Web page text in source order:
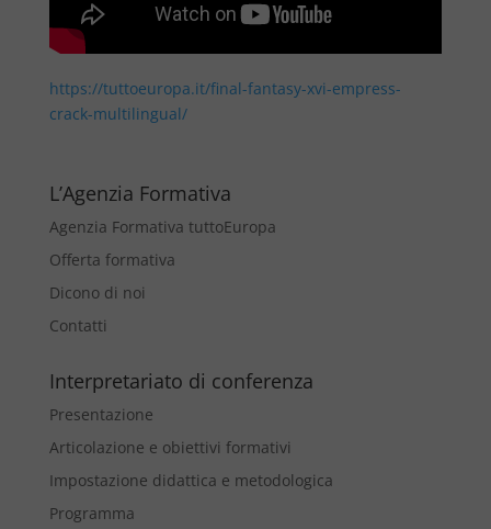
https://tuttoeuropa.it/final-fantasy-xvi-empress-
crack-multilingual/
L’Agenzia Formativa
Agenzia Formativa tuttoEuropa
Offerta formativa
Dicono di noi
Contatti
Interpretariato di conferenza
Presentazione
Articolazione e obiettivi formativi
Impostazione didattica e metodologica
Programma